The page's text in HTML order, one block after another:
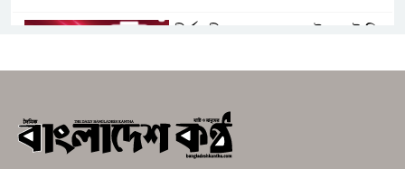
দীর্ঘস্থায়ী ৭,৫০০ এমএএইচ ব্যাটারি
ধামরাইয়ে দেপাশাই চ্যাম্পিয়ন্স লীগ